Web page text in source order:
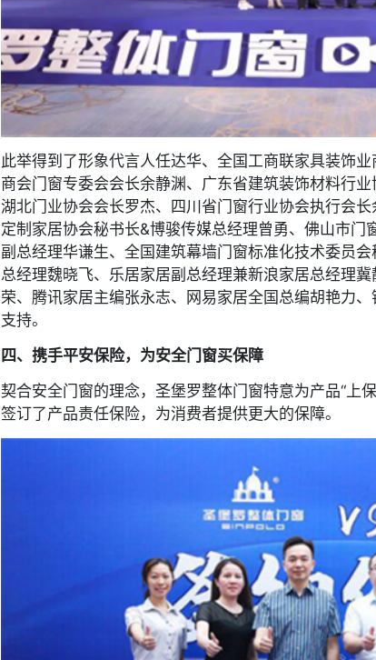
此举得到了形象代言人任达华、全国工商联家具装饰
商会门窗专委会会长余静渊、广东省建筑装饰材料行
湖北门业协会会长罗杰、四川省门窗行业协会执行会
定制家居协会秘书长&博骏传媒总经理曾勇、佛山市
副总经理华谦生、全国建筑幕墙门窗标准化技术委员
总经理魏晓飞、乐居家居副总经理兼新浪家居总经理
荣、腾讯家居主编张永志、网易家居全国总编胡艳力
支持。
四、携手平安保险，为安全门窗买保障
契合安全门窗的理念，圣堡罗整体门窗特意为产品“上
签订了产品责任保险，为消费者提供更大的保障。